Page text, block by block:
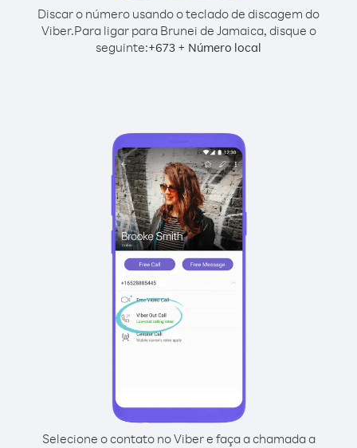
Discar o número usando o teclado de discagem do
Viber.Para ligar para Brunei de Jamaica, disque o
seguinte:+673 + Número local
Selecione o contato no Viber e faça a chamada a